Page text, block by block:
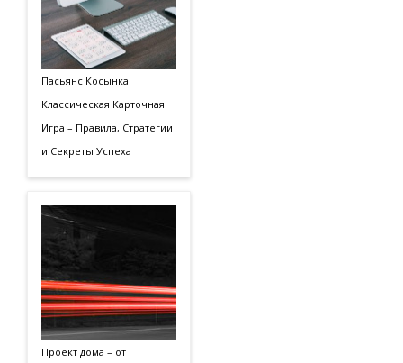
Пасьянс Косынка:
Классическая Карточная
Игра – Правила, Стратегии
и Секреты Успеха
Проект дома – от